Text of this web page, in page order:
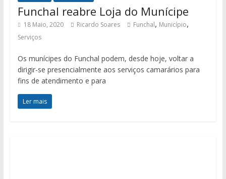
Funchal reabre Loja do Munícipe
18 Maio, 2020 Ricardo Soares Funchal, Município,
Serviços
Os munícipes do Funchal podem, desde hoje, voltar a
dirigir-se presencialmente aos serviços camarários para
fins de atendimento e para
Ler mais